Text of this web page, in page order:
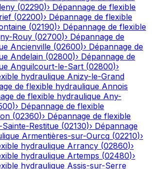
(02290)› Dépannage de flexible
(02200)› Dépannage de flexible
(02190)› Dépannage de flexible
Rouy (02700)› Dépannage de
Ancienville (02600)› Dépannage de
Andelain (02800)› Dépannage de
Anguilcourt-le-Sart (02800)›
hydraulique Anizy-le-Grand
de flexible hydraulique Annois
de flexible hydraulique Any-
)› Dépannage de flexible
(02360)› Dépannage de flexible
Restitue (02130)› Dépannage
Armentières-sur-Ourcq (02210)›
hydraulique Arrancy (02860)›
hydraulique Artemps (02480)›
hydraulique Assis-sur-Serre